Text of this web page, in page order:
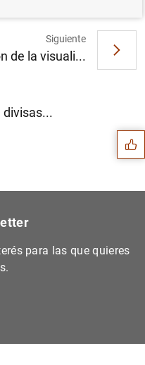
divisas...
Siguiente
de la visuali...
Sugerencias
para las que quieres